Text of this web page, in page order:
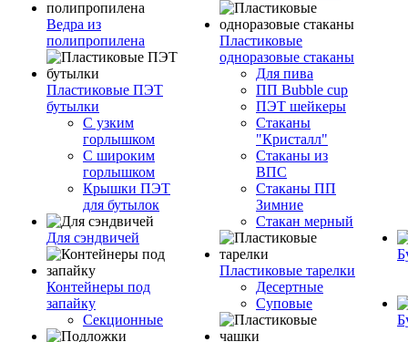
Ведра из
полипропилена
Пластиковые ПЭТ
бутылки
С узким
горлышком
С широким
горлышком
Крышки ПЭТ
для бутылок
Для сэндвичей
Контейнеры под
запайку
Секционные
Пластиковые
одноразовые стаканы
Для пива
ПП Bubble cup
ПЭТ шейкеры
Стаканы
"Кристалл"
Стаканы из
ВПС
Стаканы ПП
Зимние
Стакан мерный
Пластиковые тарелки
Десертные
Суповые